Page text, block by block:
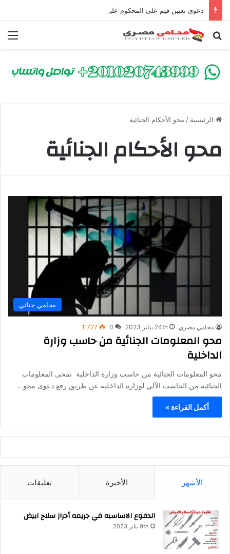
بحث عن
الرئيسية / محو الأحكام الجنائية
محو الأحكام الجنائية
محامي جنائي
محامي مصري 24th يناير 2023 0 1٬727
محو المعلومات الجنائية من حاسب وزارة
الداخلية
محو المعلومات الجنائية من حاسب وزارة الداخلية تمحى المعلومات
الجنائية من الحاسب الآلي لوزارة الداخلية عن طريق رفع دعوى محو…
أكمل القراءة »
الأشهر الأخيرة تعليقات
الدفوع الاساسيه في جريمه أحراز سلاح ابيض
9th يناير 2023